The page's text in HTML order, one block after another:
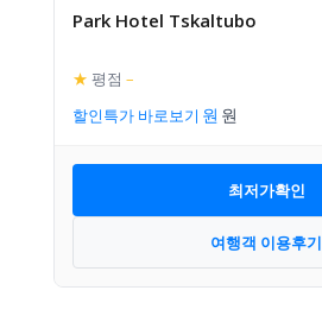
Park Hotel Tskaltubo
★ 평점 –
할인특가 바로보기
최저가확인
여행객 이용후기